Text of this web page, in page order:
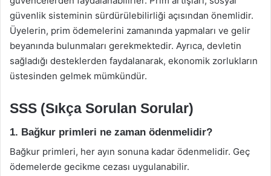
güvenlik sisteminin sürdürülebilirliği açısından önemlidir.
Üyelerin, prim ödemelerini zamanında yapmaları ve gelir
beyanında bulunmaları gerekmektedir. Ayrıca, devletin
sağladığı desteklerden faydalanarak, ekonomik zorlukların
üstesinden gelmek mümkündür.
SSS (Sıkça Sorulan Sorular)
1. Bağkur primleri ne zaman ödenmelidir?
Bağkur primleri, her ayın sonuna kadar ödenmelidir. Geç
ödemelerde gecikme cezası uygulanabilir.